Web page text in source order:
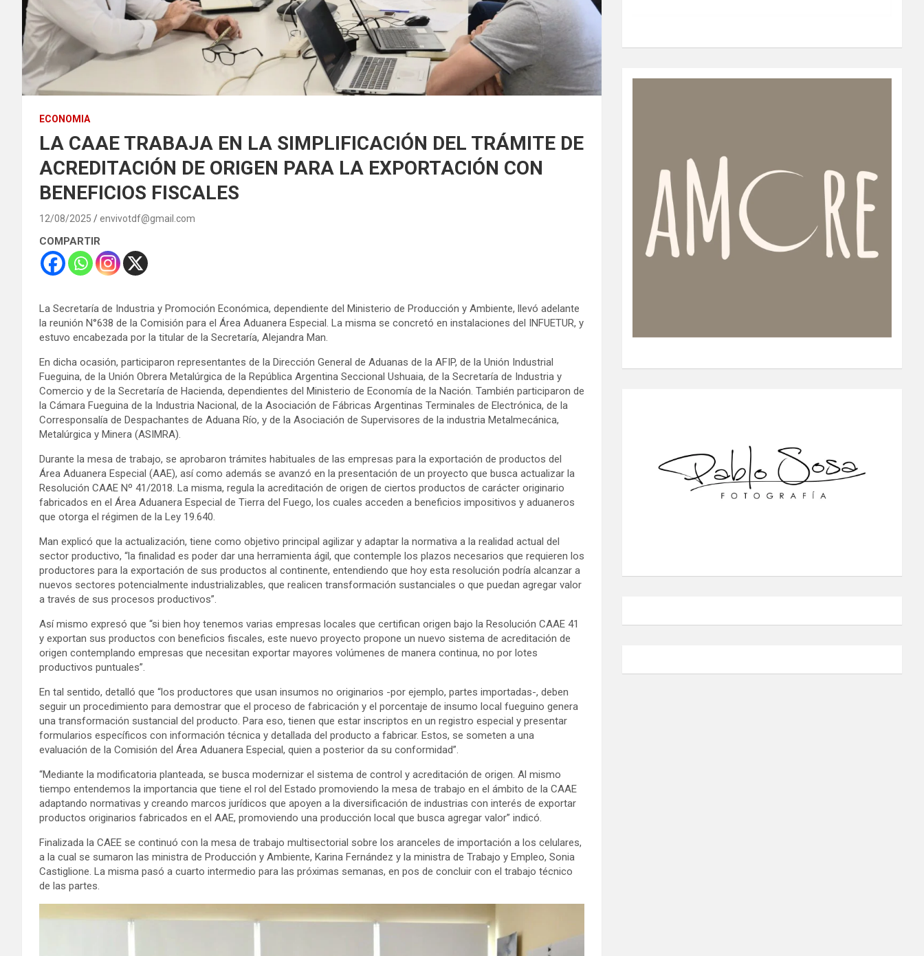
ECONOMIA
LA CAAE TRABAJA EN LA SIMPLIFICACIÓN DEL TRÁMITE DE
ACREDITACIÓN DE ORIGEN PARA LA EXPORTACIÓN CON
BENEFICIOS FISCALES
12/08/2025 envivotdf@gmail.com
COMPARTIR
La Secretaría de Industria y Promoción Económica, dependiente del Ministerio de Producción y Ambiente, llevó adelante
la reunión N°638 de la Comisión para el Área Aduanera Especial. La misma se concretó en instalaciones del INFUETUR, y
estuvo encabezada por la titular de la Secretaría, Alejandra Man.
En dicha ocasión, participaron representantes de la Dirección General de Aduanas de la AFIP, de la Unión Industrial
Fueguina, de la Unión Obrera Metalúrgica de la República Argentina Seccional Ushuaia, de la Secretaría de Industria y
Comercio y de la Secretaría de Hacienda, dependientes del Ministerio de Economía de la Nación. También participaron de
la Cámara Fueguina de la Industria Nacional, de la Asociación de Fábricas Argentinas Terminales de Electrónica, de la
Corresponsalía de Despachantes de Aduana Río, y de la Asociación de Supervisores de la industria Metalmecánica,
Metalúrgica y Minera (ASIMRA).
Durante la mesa de trabajo, se aprobaron trámites habituales de las empresas para la exportación de productos del
Área Aduanera Especial (AAE), así como además se avanzó en la presentación de un proyecto que busca actualizar la
Resolución CAAE Nº 41/2018. La misma, regula la acreditación de origen de ciertos productos de carácter originario
fabricados en el Área Aduanera Especial de Tierra del Fuego, los cuales acceden a beneficios impositivos y aduaneros
que otorga el régimen de la Ley 19.640.
Man explicó que la actualización, tiene como objetivo principal agilizar y adaptar la normativa a la realidad actual del
sector productivo, “la finalidad es poder dar una herramienta ágil, que contemple los plazos necesarios que requieren los
productores para la exportación de sus productos al continente, entendiendo que hoy esta resolución podría alcanzar a
nuevos sectores potencialmente industrializables, que realicen transformación sustanciales o que puedan agregar valor
a través de sus procesos productivos”.
Así mismo expresó que “si bien hoy tenemos varias empresas locales que certifican origen bajo la Resolución CAAE 41
y exportan sus productos con beneficios fiscales, este nuevo proyecto propone un nuevo sistema de acreditación de
origen contemplando empresas que necesitan exportar mayores volúmenes de manera continua, no por lotes
productivos puntuales”.
En tal sentido, detalló que “los productores que usan insumos no originarios -por ejemplo, partes importadas-, deben
seguir un procedimiento para demostrar que el proceso de fabricación y el porcentaje de insumo local fueguino genera
una transformación sustancial del producto. Para eso, tienen que estar inscriptos en un registro especial y presentar
formularios específicos con información técnica y detallada del producto a fabricar. Estos, se someten a una
evaluación de la Comisión del Área Aduanera Especial, quien a posterior da su conformidad”.
“Mediante la modificatoria planteada, se busca modernizar el sistema de control y acreditación de origen. Al mismo
tiempo entendemos la importancia que tiene el rol del Estado promoviendo la mesa de trabajo en el ámbito de la CAAE
adaptando normativas y creando marcos jurídicos que apoyen a la diversificación de industrias con interés de exportar
productos originarios fabricados en el AAE, promoviendo una producción local que busca agregar valor” indicó.
Finalizada la CAEE se continuó con la mesa de trabajo multisectorial sobre los aranceles de importación a los celulares,
a la cual se sumaron las ministra de Producción y Ambiente, Karina Fernández y la ministra de Trabajo y Empleo, Sonia
Castiglione. La misma pasó a cuarto intermedio para las próximas semanas, en pos de concluir con el trabajo técnico
de las partes.